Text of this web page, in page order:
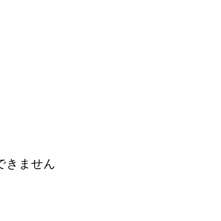
きません